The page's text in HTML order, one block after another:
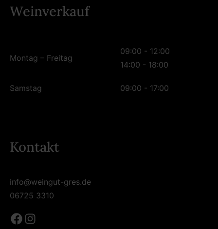
Weinverkauf
Montag – Freitag
09:00 - 12:00
14:00 - 18:00
Samstag 09:00 - 17:00
Kontakt
info@weingut-gres.de
06725 3310
Facebook
Instagram